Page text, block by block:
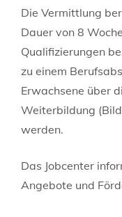
Die Vermittlung
Dauer von 8
Qualifizierungen
zu einem
Erwachsene über
Weiterbildung
werden.
Das Jobcenter
Angebote und